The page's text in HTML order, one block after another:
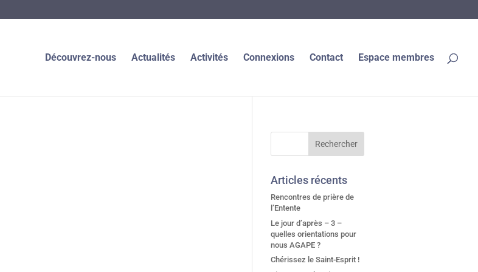
Découvrez-nous Actualités Activités Connexions Contact Espace membres
Articles récents
Rencontres de prière de
l’Entente
Le jour d’après – 3 –
quelles orientations pour
nous AGAPE ?
Chérissez le Saint-Esprit !